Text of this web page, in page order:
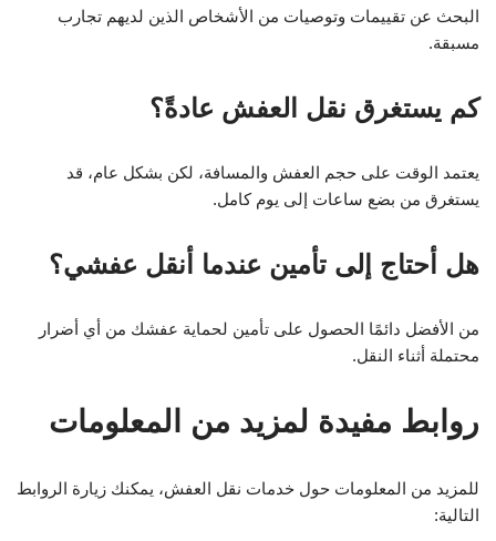
البحث عن تقييمات وتوصيات من الأشخاص الذين لديهم تجارب
مسبقة.
كم يستغرق نقل العفش عادةً؟
يعتمد الوقت على حجم العفش والمسافة، لكن بشكل عام، قد
يستغرق من بضع ساعات إلى يوم كامل.
هل أحتاج إلى تأمين عندما أنقل عفشي؟
من الأفضل دائمًا الحصول على تأمين لحماية عفشك من أي أضرار
محتملة أثناء النقل.
روابط مفيدة لمزيد من المعلومات
للمزيد من المعلومات حول خدمات نقل العفش، يمكنك زيارة الروابط
التالية: